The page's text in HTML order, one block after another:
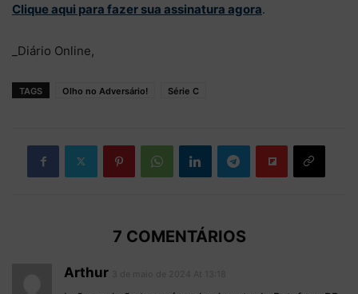
Clique aqui para fazer sua assinatura agora.
_Diário Online,
TAGS Olho no Adversário! Série C
7 COMENTÁRIOS
Arthur